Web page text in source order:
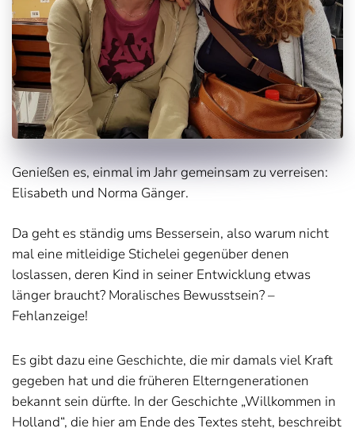
Genießen es, einmal im Jahr gemeinsam zu verreisen:
Elisabeth und Norma Gänger.
Da geht es ständig ums Bessersein, also warum nicht
mal eine mitleidige Stichelei gegenüber denen
loslassen, deren Kind in seiner Entwicklung etwas
länger braucht? Moralisches Bewusstsein? –
Fehlanzeige!
Es gibt dazu eine Geschichte, die mir damals viel Kraft
gegeben hat und die früheren Elterngenerationen
bekannt sein dürfte. In der Geschichte „Willkommen in
Holland“, die hier am Ende des Textes steht, beschreibt